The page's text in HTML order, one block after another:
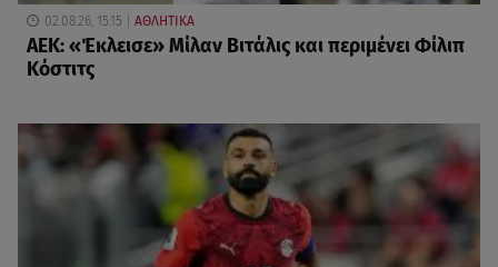
02.08.26, 15:15 ΑΘΛΗΤΙΚΑ
ΑΕΚ: «Έκλεισε» Μίλαν Βιτάλις και περιμένει Φίλιπ
Κόστιτς